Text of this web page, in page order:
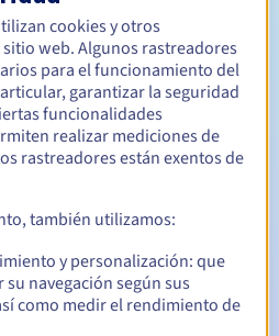
Entre 1 y 10 años
30 días
7 y 3 días antes de la fecha de
cookies y otros
web. Algunos rastreadores
para el funcionamiento del
garantizar la seguridad
funcionalidades
realizar mediciones de
rastreadores están exentos de
también utilizamos:
y personalización: que
navegación según sus
como medir el rendimiento de